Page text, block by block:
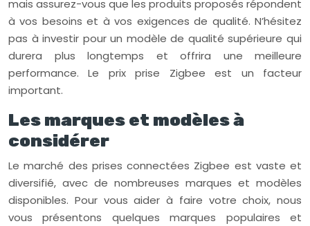
mais assurez-vous que les produits proposés répondent
à vos besoins et à vos exigences de qualité. N’hésitez
pas à investir pour un modèle de qualité supérieure qui
durera plus longtemps et offrira une meilleure
performance. Le prix prise Zigbee est un facteur
important.
Les marques et modèles à
considérer
Le marché des prises connectées Zigbee est vaste et
diversifié, avec de nombreuses marques et modèles
disponibles. Pour vous aider à faire votre choix, nous
vous présentons quelques marques populaires et